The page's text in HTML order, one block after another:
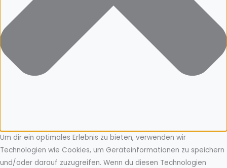
Um dir ein optimales Erlebnis zu bieten, verwenden wir
Technologien wie Cookies, um Geräteinformationen zu speichern
und/oder darauf zuzugreifen. Wenn du diesen Technologien